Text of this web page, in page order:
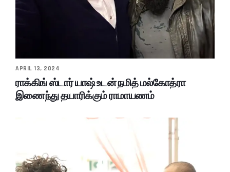
APRIL 13, 2024
ராக்கிங் ஸ்டார் யாஷ் உடன் நமித் மல்கோத்ரா
இணைந்து தயாரிக்கும் ராமாயணம்